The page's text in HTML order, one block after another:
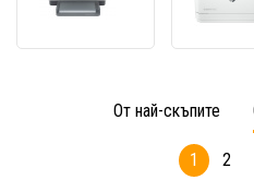
6GW99F#B19
устройство
От най-скъпите
1 2